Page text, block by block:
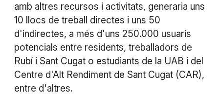
amb altres recursos i activitats, generaria uns
10 llocs de treball directes i uns 50
d'indirectes, a més d'uns 250.000 usuaris
potencials entre residents, treballadors de
Rubí i Sant Cugat o estudiants de la UAB i del
Centre d'Alt Rendiment de Sant Cugat (CAR),
entre d'altres.